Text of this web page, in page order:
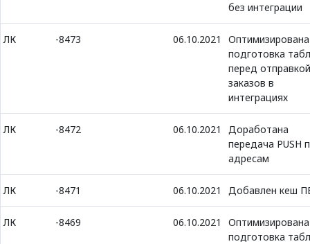
без интеграции
ЛК -8473 06.10.2021
Оптимизирована
подготовка
перед отправкой
заказов в
интеграциях
ЛК -8472 06.10.2021
Доработана
передача PUSH
адресам
ЛК -8471 06.10.2021 Добавлен кеш
ЛК -8469 06.10.2021
Оптимизирована
подготовка